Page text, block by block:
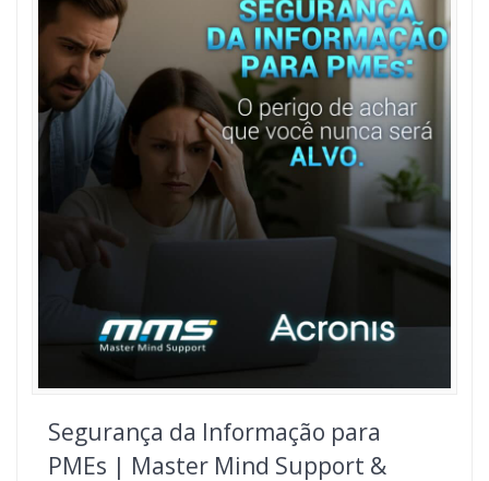
Segurança da Informação para
PMEs | Master Mind Support &